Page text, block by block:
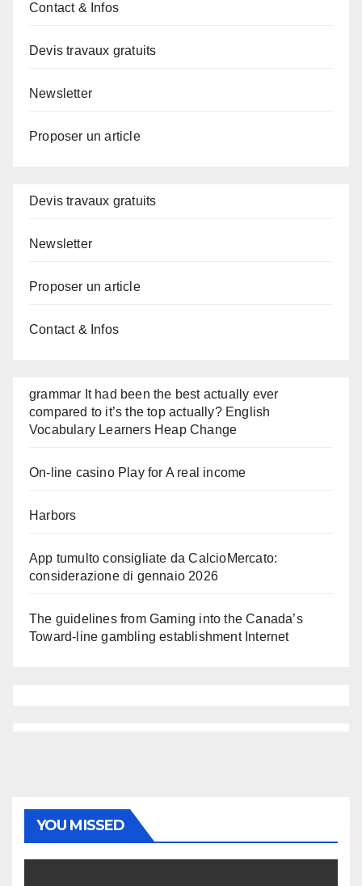
Contact & Infos
Devis travaux gratuits
Newsletter
Proposer un article
Devis travaux gratuits
Newsletter
Proposer un article
Contact & Infos
grammar It had been the best actually ever
compared to it’s the top actually? English
Vocabulary Learners Heap Change
On-line casino Play for A real income
Harbors
App tumulto consigliate da CalcioMercato:
considerazione di gennaio 2026
The guidelines from Gaming into the Canada’s
Toward-line gambling establishment Internet
YOU MISSED